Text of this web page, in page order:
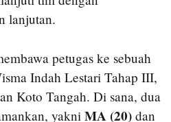
lanjutan.
petugas ke sebuah
Indah Lestari Tahap III,
Koto Tangah. Di sana, dua
yakni MA (20) dan